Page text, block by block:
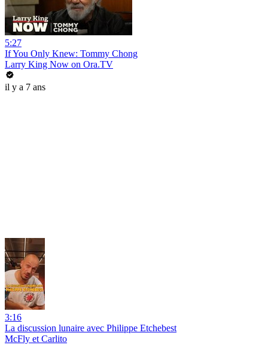
5:27
If You Only Knew: Tommy Chong
Larry King Now on Ora.TV
il y a 7 ans
3:16
La discussion lunaire avec Philippe Etchebest
McFly et Carlito